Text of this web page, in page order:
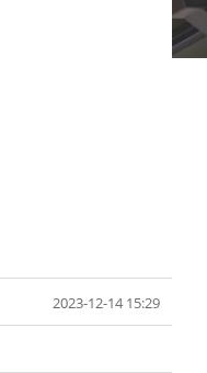
2023-12-14 15:29